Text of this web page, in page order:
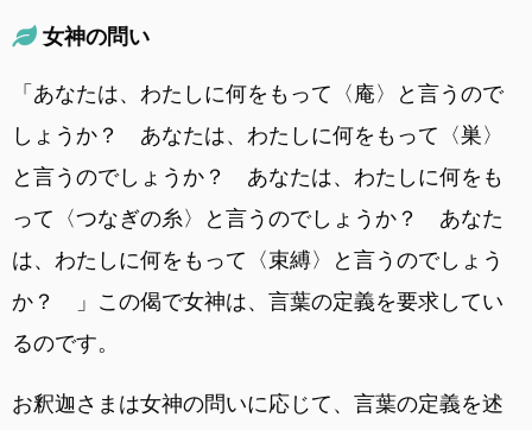
女神の問い
「あなたは、わたしに何をもって〈庵〉と言うので
しょうか？ あなたは、わたしに何をもって〈巣〉
と言うのでしょうか？ あなたは、わたしに何をも
って〈つなぎの糸〉と言うのでしょうか？ あなた
は、わたしに何をもって〈束縛〉と言うのでしょう
か？ 」この偈で女神は、言葉の定義を要求してい
るのです。
お釈迦さまは女神の問いに応じて、言葉の定義を述